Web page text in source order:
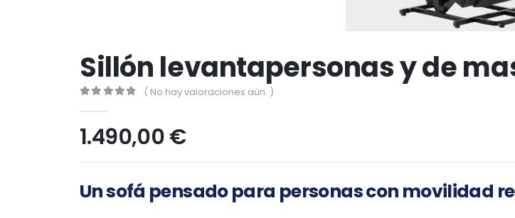
Sillón levantapersonas y de
( No hay valoraciones aún. )
1.490,00€
Un sofá pensado para personas con movilidad